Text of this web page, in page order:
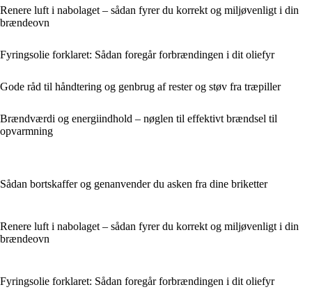
Renere luft i nabolaget – sådan fyrer du korrekt og miljøvenligt i din
brændeovn
Fyringsolie forklaret: Sådan foregår forbrændingen i dit oliefyr
Gode råd til håndtering og genbrug af rester og støv fra træpiller
Brændværdi og energiindhold – nøglen til effektivt brændsel til
opvarmning
Sådan bortskaffer og genanvender du asken fra dine briketter
Renere luft i nabolaget – sådan fyrer du korrekt og miljøvenligt i din
brændeovn
Fyringsolie forklaret: Sådan foregår forbrændingen i dit oliefyr